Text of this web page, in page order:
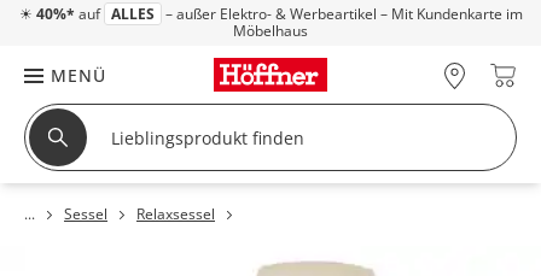
☀ 40%* auf ALLES – außer Elektro- & Werbeartikel – Mit Kundenkarte im
Möbelhaus
MENÜ
Sessel Relaxsessel